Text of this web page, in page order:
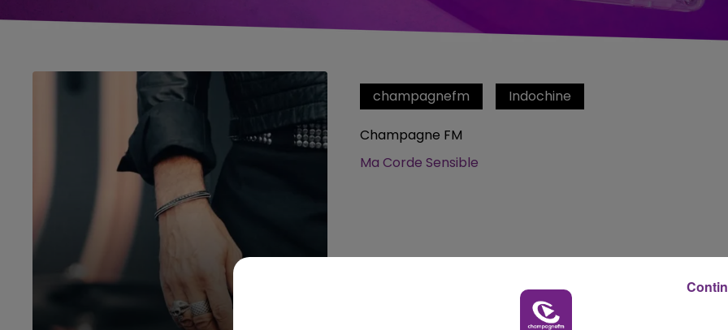
5h00 - 6h00
LE BEST OF DE LA FAMILLE
champagnefm Indochine
Champagne FM
Ma Corde Sensible